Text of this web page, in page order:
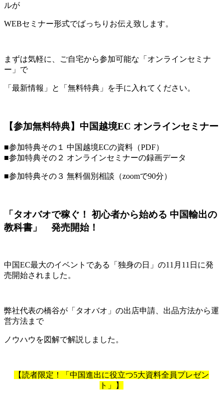
ルが
WEBセミナー形式でばっちりお伝え致します。
まずは気軽に、ご自宅から参加可能な「オンラインセミナ
ー」で
「最新情報」と「無料特典」を手に入れてください。
【参加無料特典】中国越境EC オンラインセミナー
■参加特典その１ 中国越境ECの資料（PDF）
■参加特典その２ オンラインセミナーの録画データ
■参加特典その３ 無料個別相談（zoomで90分）
「タオバオで稼ぐ！ 初心者から始める 中国輸出の
教科書」 発売開始！
中国EC最大のイベントである「独身の日」の11月11日に発
売開始されました。
弊社代表の橋谷が「タオバオ」の出店申請、出品方法から運
営方法まで
ノウハウを図解で解説しました。
【読者限定！「中国進出に役立つ5大資料全員プレゼン
ト」】